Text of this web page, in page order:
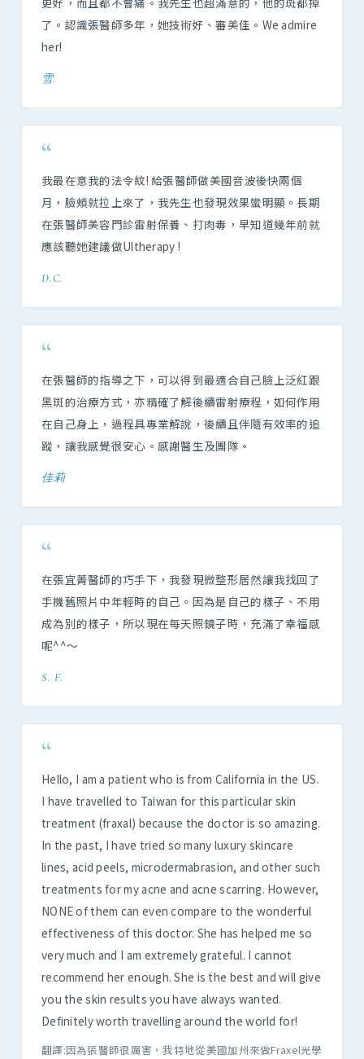
了。認識張醫師多年，她技術好、審美佳。We admire
her!
雪.
“
我最在意我的法令紋! 給張醫師做美國音波後快兩個
月，臉頰就拉上來了，我先生也發現效果蠻明顯。長期
在張醫師美容門診雷射保養、打肉毒，早知道幾年前就
應該聽她建議做Ultherapy !
D.C.
“
在張醫師的指導之下，可以得到最適合自己臉上泛紅跟
黑斑的治療方式，亦精確了解後續雷射療程，如何作用
在自己身上，過程具專業解說，後續且伴隨有效率的追
蹤，讓我感覺很安心。感謝醫生及團隊。
佳莉
“
在張宜菁醫師的巧手下，我發現微整形居然讓我找回了
手機舊照片中年輕時的自己。因為是自己的樣子、不用
成為別的樣子，所以現在每天照鏡子時，充滿了幸福感
呢^^～
S. F.
“
Hello, I am a patient who is from California in the US.
I have travelled to Taiwan for this particular skin
treatment (fraxal) because the doctor is so amazing.
In the past, I have tried so many luxury skincare
lines, acid peels, microdermabrasion, and other such
treatments for my acne and acne scarring. However,
NONE of them can even compare to the wonderful
effectiveness of this doctor. She has helped me so
very much and I am extremely grateful. I cannot
recommend her enough. She is the best and will give
you the skin results you have always wanted.
Definitely worth travelling around the world for!
翻譯:因為張醫師很厲害，我特地從美國加州來做Fraxel光學